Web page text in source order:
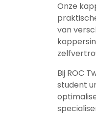
Onze
van
Bij ROC
student